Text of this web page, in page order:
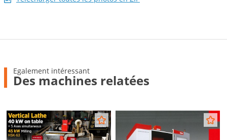
Egalement intéressant
Des machines relatées